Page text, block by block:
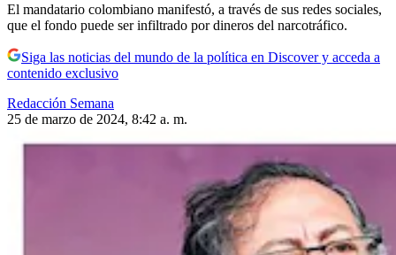
El mandatario colombiano manifestó, a través de sus redes sociales,
que el fondo puede ser infiltrado por dineros del narcotráfico.
Siga las noticias del mundo de la política en Discover y acceda a
contenido exclusivo
Redacción Semana
25 de marzo de 2024, 8:42 a. m.